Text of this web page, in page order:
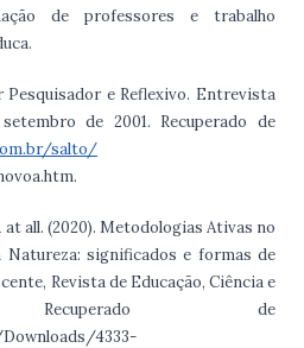
de professores e trabalho
Pesquisador e Reflexivo. Entrevista
de 2001. Recuperado de
salto/
at all. (2020). Metodologias Ativas no
Natureza: significados e formas de
Revista de Educação, Ciência e
Recuperado de
4333-